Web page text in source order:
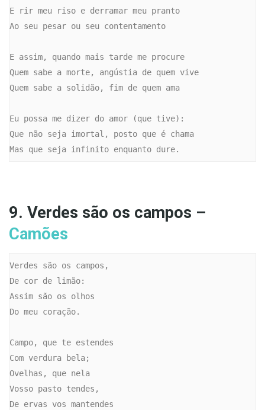
E rir meu riso e derramar meu pranto
Ao seu pesar ou seu contentamento
E assim, quando mais tarde me procure
Quem sabe a morte, angústia de quem vive
Quem sabe a solidão, fim de quem ama
Eu possa me dizer do amor (que tive):
Que não seja imortal, posto que é chama
Mas que seja infinito enquanto dure.
9. Verdes são os campos –
Camões
Verdes são os campos,
De cor de limão:
Assim são os olhos
Do meu coração.
Campo, que te estendes
Com verdura bela;
Ovelhas, que nela
Vosso pasto tendes,
De ervas vos mantendes